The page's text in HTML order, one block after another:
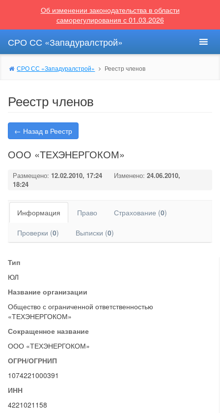
Об изменении законодательства в области
саморегулирования с 01.03.2026
СРО СС «Западуралстрой»
СРО СС «Западуралстрой» Реестр членов
Реестр членов
← Назад в Реестр
ООО «ТЕХЭНЕРГОКОМ»
Размещено: 12.02.2010, 17:24 Изменено: 24.06.2010,
18:24
Информация Право Страхование (0)
Проверки (0) Выписки (0)
Тип
ЮЛ
Название организации
Общество с ограниченной ответственностью
«ТЕХЭНЕРГОКОМ»
Сокращенное название
ООО «ТЕХЭНЕРГОКОМ»
ОГРН/ОГРНИП
1074221000391
ИНН
4221021158